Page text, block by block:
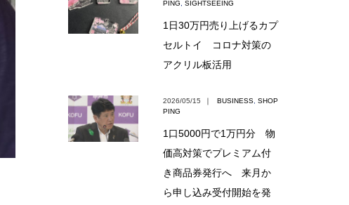
PING SIGHTSEEING
1日30万円売り上げるカプ
セルトイ コロナ対策の
アクリル板活用
2026/05/15 ｜ BUSINESS SHOP
PING
1口5000円で1万円分 物
価高対策でプレミアム付
き商品券発行へ 来月か
ら申し込み受付開始を発